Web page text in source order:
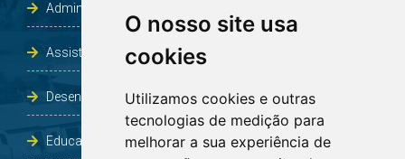
O nosso site usa
cookies
Utilizamos cookies e outras
tecnologias de medição para
melhorar a sua experiência de
Administração e Planejamento
Assistência Social e Habitação
Desenvolvimento e Obras
Educação, Cultura, Desporto, Lazer e Turismo